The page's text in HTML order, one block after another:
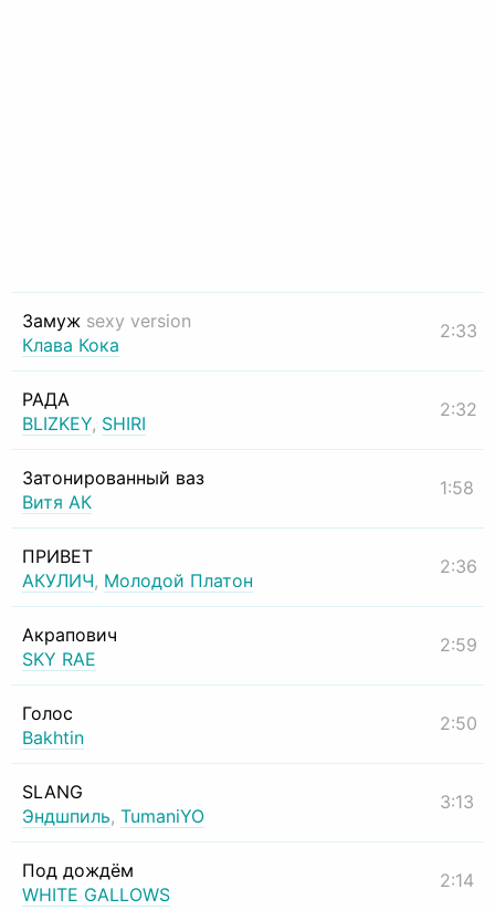
Замуж sexy version
Клава Кока
2:33
РАДА
BLIZKEY, SHIRI
2:32
Затонированный ваз
Витя АК
1:58
ПРИВЕТ
АКУЛИЧ, Молодой Платон
2:36
Акрапович
SKY RAE
2:59
Голос
Bakhtin
2:50
SLANG
Эндшпиль, TumaniYO
3:13
Под дождём
WHITE GALLOWS
2:14